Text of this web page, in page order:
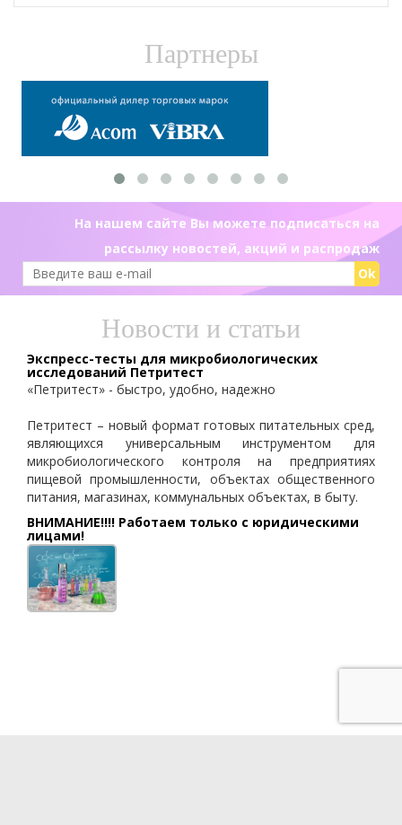
Партнеры
На нашем сайте Вы можете подписаться на
рассылку новостей, акций и распродаж
Ok
Новости и статьи
Экспресс-тесты для микробиологических
исследований Петритест
«Петритест» - быстро, удобно, надежно
Петритест – новый формат готовых питательных сред,
являющихся универсальным инструментом для
микробиологического контроля на предприятиях
пищевой промышленности, объектах общественного
питания, магазинах, коммунальных объектах, в быту.
ВНИМАНИЕ!!!! Работаем только с юридическими
лицами!